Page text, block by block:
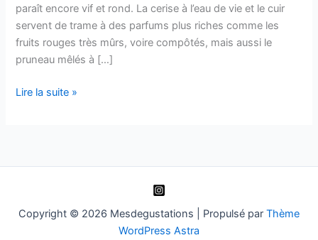
paraît encore vif et rond. La cerise à l’eau de vie et le cuir
servent de trame à des parfums plus riches comme les
fruits rouges très mûrs, voire compôtés, mais aussi le
pruneau mêlés à […]
Morey-
Luisants »
Lire la suite »
Copyright © 2026 Mesdegustations | Propulsé par Thème
WordPress Astra